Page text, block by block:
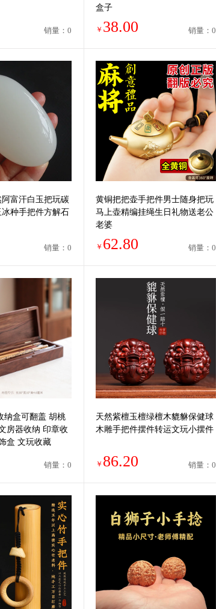
销量：0
盒子
￥ 38.00 销量：0
富汗白玉把玩碳
种手把件方解石
销量：0
黄铜把把壶手把件男士随身把玩
马上壶精编挂绳生日礼物送老公
老婆
￥ 62.80 销量：0
纳盒可翻盖 胡桃
房器收纳 印章收
盒 文玩收藏
销量：0
天然紫檀玉檀绿檀木貔貅保健球
木雕手把件摆件转运文玩小摆件
￥ 86.20 销量：0